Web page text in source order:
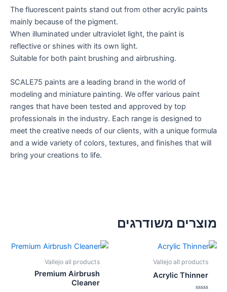
The fluorescent paints stand out from other acrylic paints
mainly because of the pigment.
When illuminated under ultraviolet light, the paint is
reflective or shines with its own light.
Suitable for both paint brushing and airbrushing.
SCALE75 paints are a leading brand in the world of
modeling and miniature painting. We offer various paint
ranges that have been tested and approved by top
professionals in the industry. Each range is designed to
meet the creative needs of our clients, with a unique formula
and a wide variety of colors, textures, and finishes that will
bring your creations to life.
מוצרים משודרגים
Vallejo all products
Acrylic Thinner
Vallejo all products
Premium Airbrush
Cleaner